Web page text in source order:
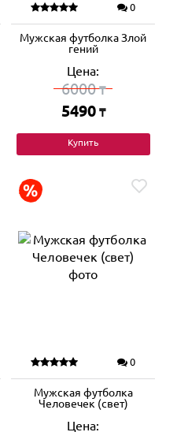
0
Мужская футболка Злой
гений
Цена:
6000₸
5490 ₸
Купить
0
Мужская футболка
Человечек (свет)
Цена: